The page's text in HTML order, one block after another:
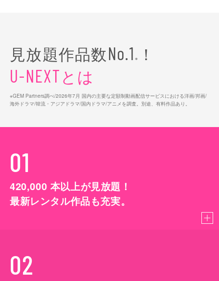
見放題作品数No.1 ※ ！
U-NEXTとは
※GEM Partners調べ/2026年7⽉ 国内の主要な定額制動画配信サービスにおける洋画/邦画/
海外ドラマ/韓流・アジアドラマ/国内ドラマ/アニメを調査。別途、有料作品あり。
01
420,000 本以上が見放題！
最新レンタル作品も充実。
02